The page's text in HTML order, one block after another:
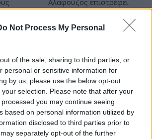
Not Process My Personal
of the sale, sharing to third parties, or
personal or sensitive information for
by us, please use the below opt-out
selection. Please note that after your
you may continue seeing
based on personal information utilized by
disclosed to third parties prior to
separately opt-out of the further
1,76%,
Δημητριάδη - Ο Γιάννης
Αλαφούζος επιστρέφει στη
θέση του CEO